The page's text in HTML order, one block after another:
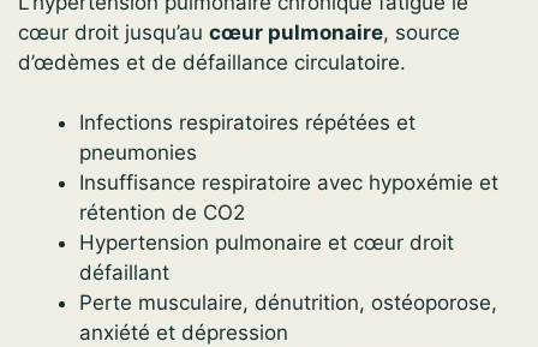
cœur droit jusqu’au cœur pulmonaire, source
d’œdèmes et de défaillance circulatoire.
Infections respiratoires répétées et
pneumonies
Insuffisance respiratoire avec hypoxémie et
rétention de CO2
Hypertension pulmonaire et cœur droit
défaillant
Perte musculaire, dénutrition, ostéoporose,
anxiété et dépression